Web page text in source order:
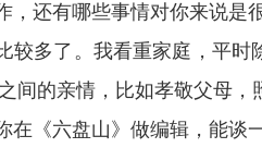
，还有哪些事情对你来说是
较多了。我看重家庭，平
间的亲情，比如孝敬父母
在《六盘山》做编辑，能谈